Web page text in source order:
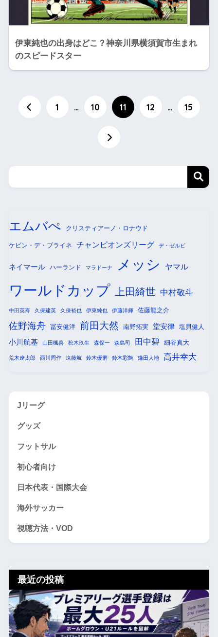
伊東純也の出身はどこ？神奈川県横須賀市生まれ
のスピードスター
1 … 10 11 12 … 15
エムバぺ クリスティアーノ・ロナウド
ケビン・デ・ブライネ チャンピオンズリーグ デ・ゼルビ
ネイマール ハーランド マラドーナ メッシ ヤマル
ワールドカップ 上田綺世 中村敬斗
中田英寿 久保建英 久保裕也 伊東純也 伊藤洋輝 佐藤龍之介
佐野海舟 冨安健洋 前田大然 南野拓実 堂安律 塩貝健人
小川航基 山田楓喜 松木玖生 森保一 森島司 田中碧 細谷真大
荒木遼太郎 西川周作 遠藤航 鈴木優磨 鈴木彩艶 鎌田大地 高井幸大
Jリーグ
グッズ
フットサル
初心者向け
日本代表・国際大会
海外サッカー
視聴方法・VOD
最近の投稿